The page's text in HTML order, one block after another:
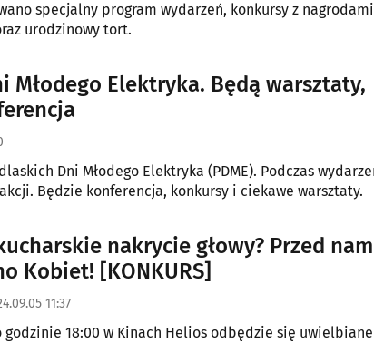
specjalny program wydarzeń, konkursy z
urodzinowy tort.
Młodego Elektryka. Będą warsztaty,
Dni Młodego Elektryka (PDME). Podczas
Będzie konferencja, konkursy i ciekawe warsztaty.
nakrycie głowy? Przed
Kobiet! [KONKURS]
11:37
godzinie 18:00 w Kinach Helios odbędzie się uwielbiane